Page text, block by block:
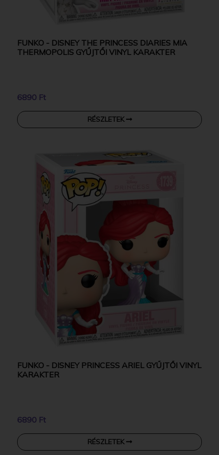
FUNKO - DISNEY THE PRINCESS DIARIES MIA
THERMOPOLIS GYŰJTŐI VINYL KARAKTER
6890 Ft
RÉSZLETEK
FUNKO - DISNEY PRINCESS ARIEL GYŰJTŐI VINYL
KARAKTER
6890 Ft
RÉSZLETEK